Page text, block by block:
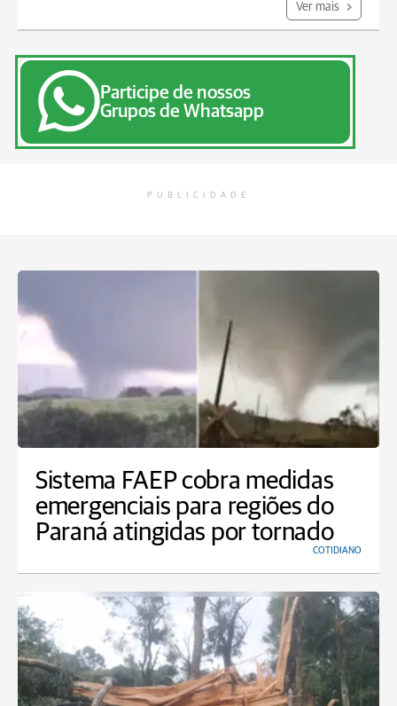
Ver mais
Participe de nossos
Grupos de Whatsapp
PUBLICIDADE
Sistema FAEP cobra medidas
emergenciais para regiões do
Paraná atingidas por tornado
COTIDIANO